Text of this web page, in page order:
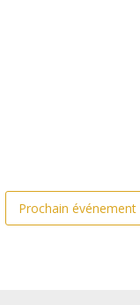
Prochain événement